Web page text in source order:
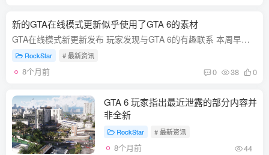
新的GTA在线模式更新似乎使用了GTA 6的素材
GTA在线模式新更新发布 玩家发现与GTA 6的有趣联系 本周早些时候，备受期待的《山丘上的安全屋》（A Safehouse in the Hills）更新正式登陆GTA在线模式。这次重大免费更新为游戏增添了大量新内...
RockStar # 最新资讯
8个月前 0 38 0
GTA 6 玩家指出最近泄露的部分内容并
非全新
RockStar # 最新资讯
8个月前 44